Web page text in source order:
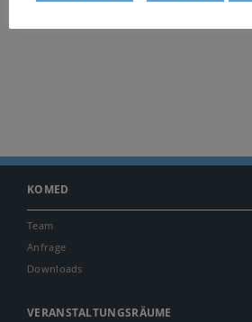
KOMED
Team
Anfrage
Downloads
VERANSTALTUNGSRÄUME